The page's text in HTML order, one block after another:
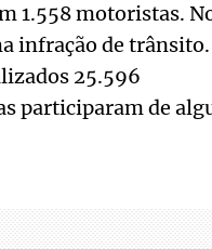
1.558 motoristas.
infração de trânsito.
25.596
participaram de